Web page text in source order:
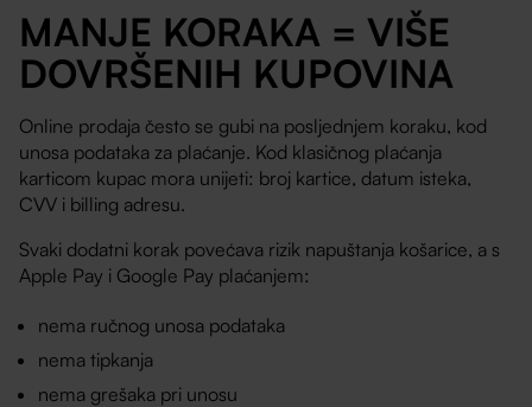
MANJE KORAKA = VIŠE
DOVRŠENIH KUPOVINA
Online prodaja često se gubi na posljednjem koraku, kod
unosa podataka za plaćanje. Kod klasičnog plaćanja
karticom kupac mora unijeti: broj kartice, datum isteka,
CVV i billing adresu.
Svaki dodatni korak povećava rizik napuštanja košarice, a s
Apple Pay i Google Pay plaćanjem:
nema ručnog unosa podataka
nema tipkanja
nema grešaka pri unosu